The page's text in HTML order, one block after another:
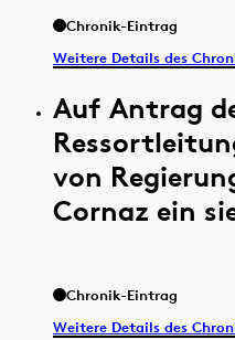
Chronik-Eintrag
Weitere Details des
Auf Antrag
von
Cornaz ein
Chronik-Eintrag
Weitere Details des